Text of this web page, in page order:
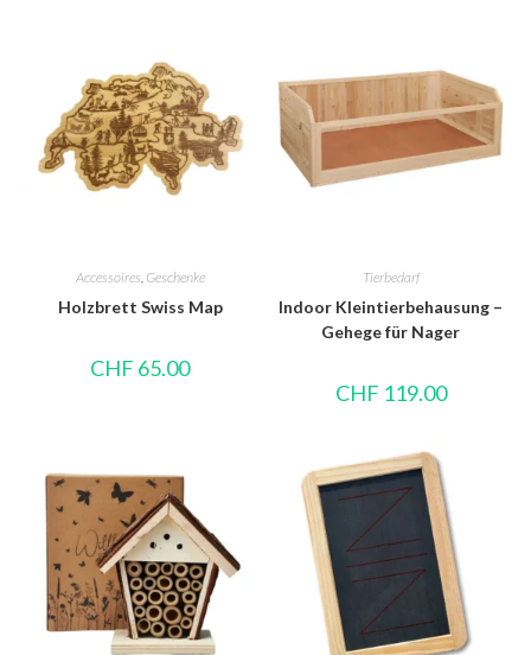
Accessoires, Geschenke
Holzbrett Swiss Map
CHF 65.00
Tierbedarf
Indoor Kleintierbehausung –
Gehege für Nager
CHF 119.00